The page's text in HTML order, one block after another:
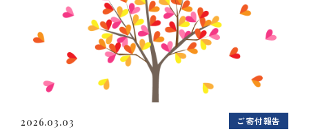
2026.03.03 ご寄付報告